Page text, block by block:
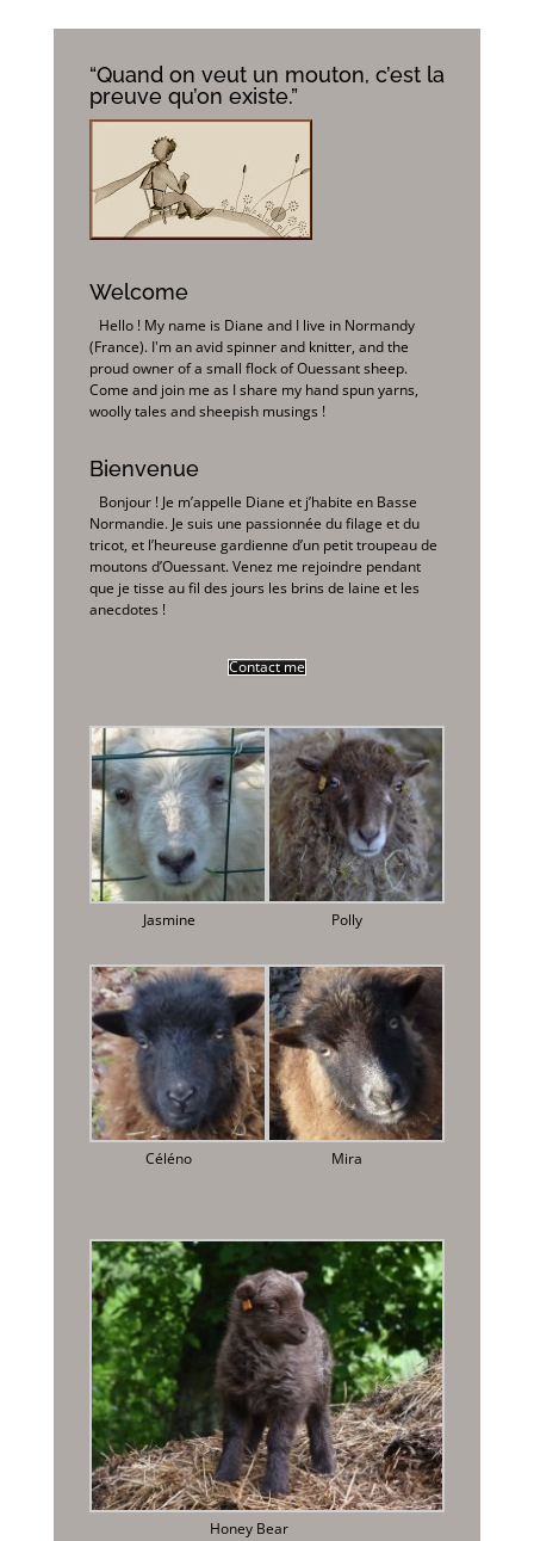
“Quand on veut un mouton, c’est la
preuve qu’on existe.”
Welcome
Hello ! My name is Diane and I live in Normandy
(France). I'm an avid spinner and knitter, and the
proud owner of a small flock of Ouessant sheep.
Come and join me as I share my hand spun yarns,
woolly tales and sheepish musings !
Bienvenue
Bonjour ! Je m’appelle Diane et j’habite en Basse
Normandie. Je suis une passionnée du filage et du
tricot, et l’heureuse gardienne d’un petit troupeau de
moutons d’Ouessant. Venez me rejoindre pendant
que je tisse au fil des jours les brins de laine et les
anecdotes !
Contact me
Jasmine Polly
Céléno Mira
Honey Bear